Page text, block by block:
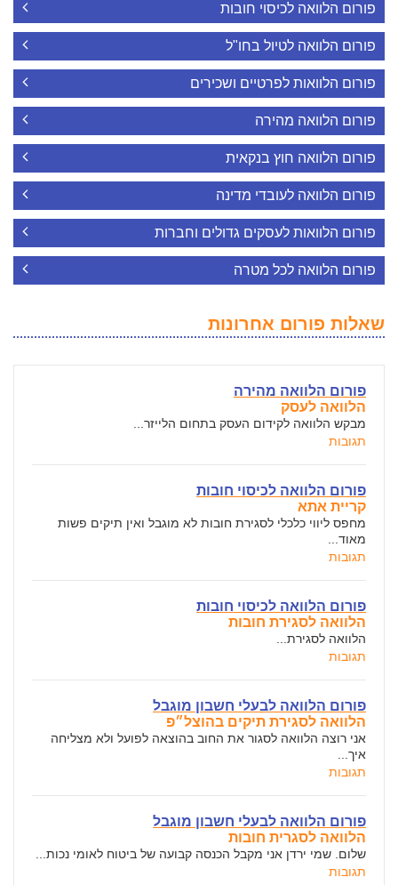
פורום הלוואה לכיסוי חובות
פורום הלוואה לטיול בחו"ל
פורום הלוואות לפרטיים ושכירים
פורום הלוואה מהירה
פורום הלוואה חוץ בנקאית
פורום הלוואה לעובדי מדינה
פורום הלוואות לעסקים גדולים וחברות
פורום הלוואה לכל מטרה
שאלות פורום אחרונות
פורום הלוואה מהירה
הלוואה לעסק
מבקש הלוואה לקידום העסק בתחום הלייזר...
תגובות
פורום הלוואה לכיסוי חובות
קריית אתא
מחפס ליווי כלכלי לסגירת חובות לא מוגבל ואין תיקים פשות
מאוד...
תגובות
פורום הלוואה לכיסוי חובות
הלוואה לסגירת חובות
הלוואה לסגירת...
תגובות
פורום הלוואה לבעלי חשבון מוגבל
הלוואה לסגירת תיקים בהוצל״פ
אני רוצה הלוואה לסגור את החוב בהוצאה לפועל ולא מצליחה
איך...
תגובות
פורום הלוואה לבעלי חשבון מוגבל
הלוואה לסגרית חובות
שלום. שמי ירדן אני מקבל הכנסה קבועה של ביטוח לאומי נכות...
תגובות